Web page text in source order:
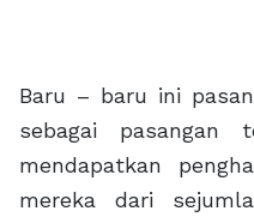
Baru – baru ini
sebagai pasangan
mendapatkan
mereka dari